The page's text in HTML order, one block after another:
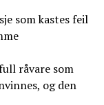
som kastes feil
råvare som
og den